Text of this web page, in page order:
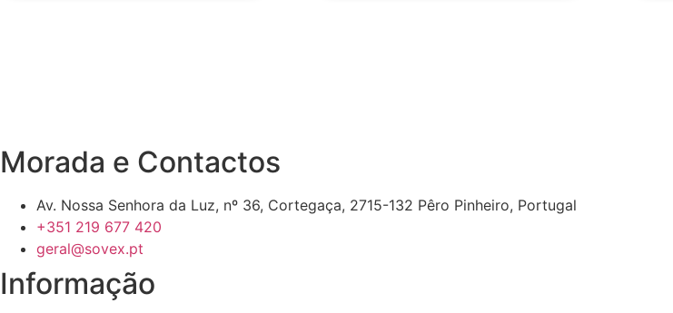
Morada e Contactos
Av. Nossa Senhora da Luz, nº 36, Cortegaça, 2715-132 Pêro Pinheiro, Portugal
+351 219 677 420
geral@sovex.pt
Informação